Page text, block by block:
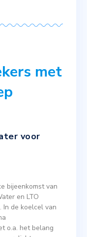
met
voor
bijeenkomst van
en LTO
de koelcel van
o.a. het belang